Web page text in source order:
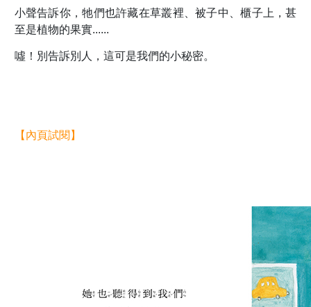
小聲告訴你，牠們也許藏在草叢裡、被子中、櫃子上，甚
至是植物的果實......
噓！別告訴別人，這可是我們的小秘密。
【內頁試閱】